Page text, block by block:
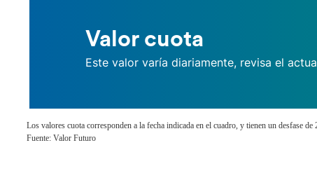
Valor cuota
Este valor varía diariamente, revisa el
Los valores cuota corresponden a la fecha indicada en el cuadro, y tienen un desfase
Fuente: Valor Futuro